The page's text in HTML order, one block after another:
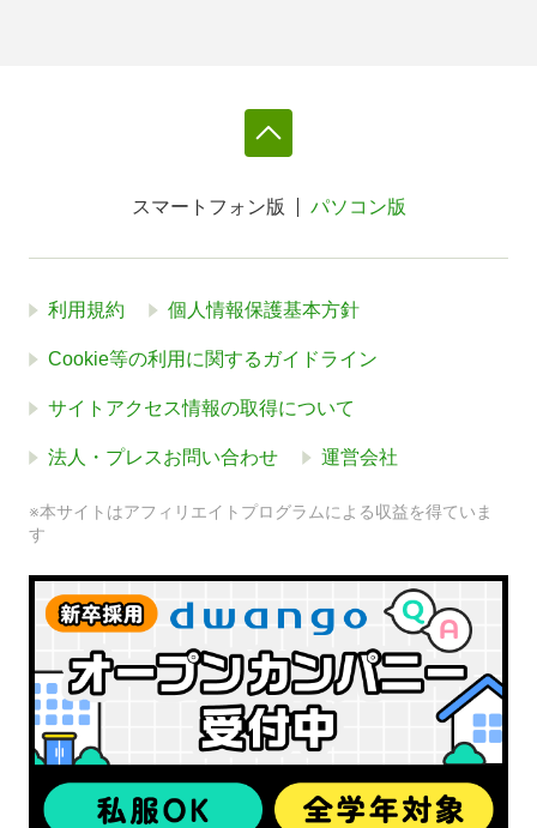
スマートフォン版 パソコン版
利用規約 個人情報保護基本方針
Cookie等の利用に関するガイドライン
サイトアクセス情報の取得について
法人・プレスお問い合わせ 運営会社
※本サイトはアフィリエイトプログラムによる収益を得ていま
す